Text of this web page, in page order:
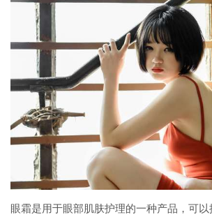
眼霜是用于眼部肌肤护理的一种产品，可